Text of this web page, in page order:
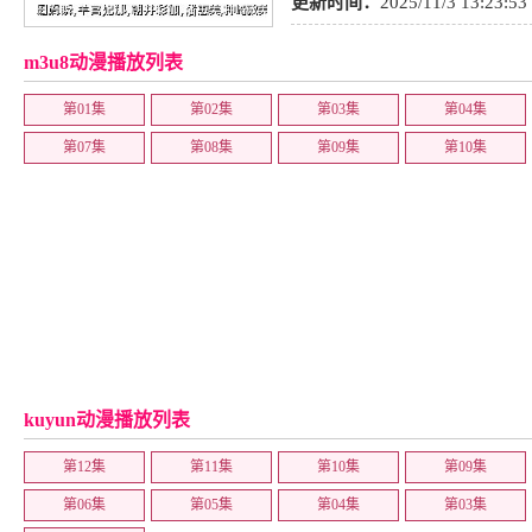
m3u8动漫播放列表
第01集 第02集 第03集 第04集
第07集 第08集 第09集 第10集
kuyun动漫播放列表
第12集 第11集 第10集 第09集
第06集 第05集 第04集 第03集